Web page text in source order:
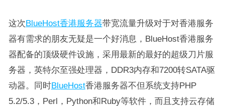
这次BlueHost香港服务器带宽流量升级对于对香港服务
器有需求的朋友无疑是一个好消息，BlueHost香港服务
器配备的顶级硬件设施，采用最新的最好的超级刀片服
务器，英特尔至强处理器，DDR3内存和7200转SATA驱
动器。同时BlueHost香港服务器不但系统支持PHP
5.2/5.3，Perl，Python和Ruby等软件，而且支持云存储